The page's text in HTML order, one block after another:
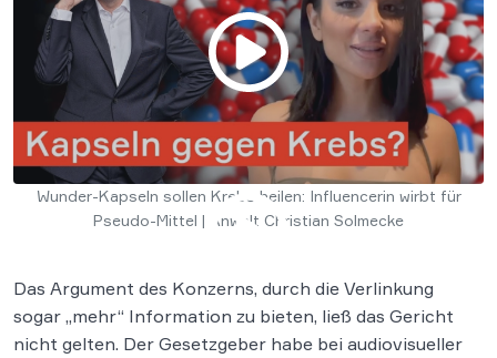
Wunder-Kapseln sollen Krebs heilen: Influencerin wirbt für
Pseudo-Mittel | Anwalt Christian Solmecke
Das Argument des Konzerns, durch die Verlinkung
sogar „mehr“ Information zu bieten, ließ das Gericht
nicht gelten. Der Gesetzgeber habe bei audiovisueller